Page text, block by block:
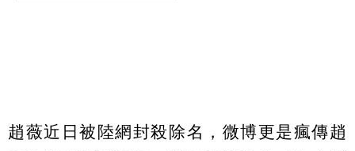
趙薇近日被陸網封殺除名，微博更是瘋傳趙